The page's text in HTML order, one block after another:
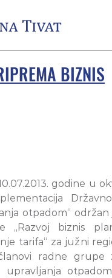
BIZNIS
godine u
otpadom“
„Razvoj biznis
tarifa“ za južni
radne grupe
upravljanja